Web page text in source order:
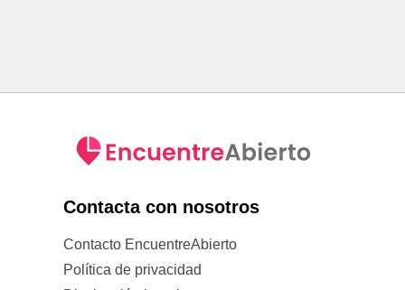
Contacta con nosotros
Contacto EncuentreAbierto
Política de privacidad